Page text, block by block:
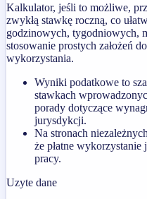
Kalkulator, jeśli to możliwe,
zwykłą stawkę roczną, co
godzinowych, tygodniowych,
stosowanie prostych założeń
wykorzystania.
Wyniki podatkowe to
stawkach
porady dotyczące
jurysdykcji.
Na stronach
że płatne wykorzystanie
pracy.
Uzyte dane